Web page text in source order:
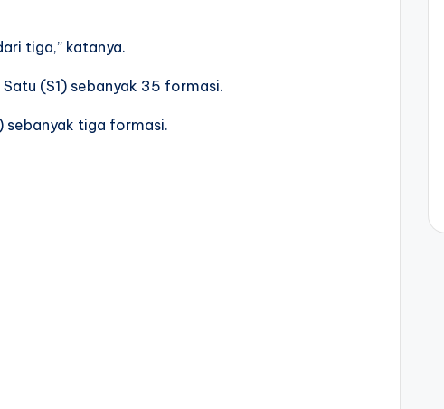
tiga,” katanya.
(S1) sebanyak 35 formasi.
sebanyak tiga formasi.